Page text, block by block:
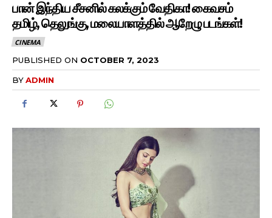
பான் இந்திய சீசனில் கலக்கும் வேதிகா! கைவசம்
தமிழ், தெலுங்கு, மலையாளத்தில் ஆறேழு படங்கள்!
CINEMA
PUBLISHED ON OCTOBER 7, 2023
BYADMIN